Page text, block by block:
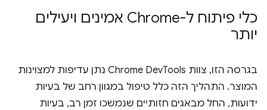
כלי פיתוח ל-Chrome אמינים ויעילים
יותר
בגרסה הזו, צוות Chrome DevTools נתן עדיפות למצוינות
המוצר. התהליך הזה כלל טיפול במגוון רחב של בעיות
ידועות, החל מבאגים חזותיים שנמשכו זמן רב, בעיות